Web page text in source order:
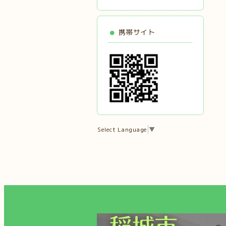
携帯サイト
Select Language ▼